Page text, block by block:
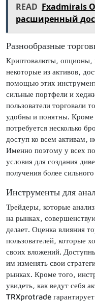
READ Fxadmirals
расширенный
Разнообразные
Криптовалюты, опционы,
некоторые из активов,
помощью этих
сильные портфели и
пользователи торговали
удобны и понятны. Кроме
потребуется несколько
доступ ко всем активам,
Именно поэтому у всех
условия для создания
получения более
Инструменты для
Трейдеры, которые
на рынках,
делает. Оценка влияния
пользователей, которые
своих вложений.
им изменять свои
рынках. Кроме того,
увидеть, как ведут себя
TRXprotrade